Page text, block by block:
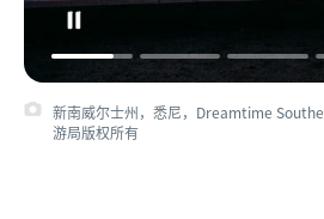
新南威尔士州，悉尼，Dreamtime
游局版权所有